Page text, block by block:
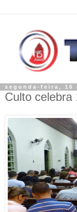
segunda-feira, 16
Culto celebra